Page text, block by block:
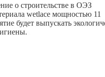
о строительстве в ОЭЗ
wetlace мощностью 11
будет выпускать